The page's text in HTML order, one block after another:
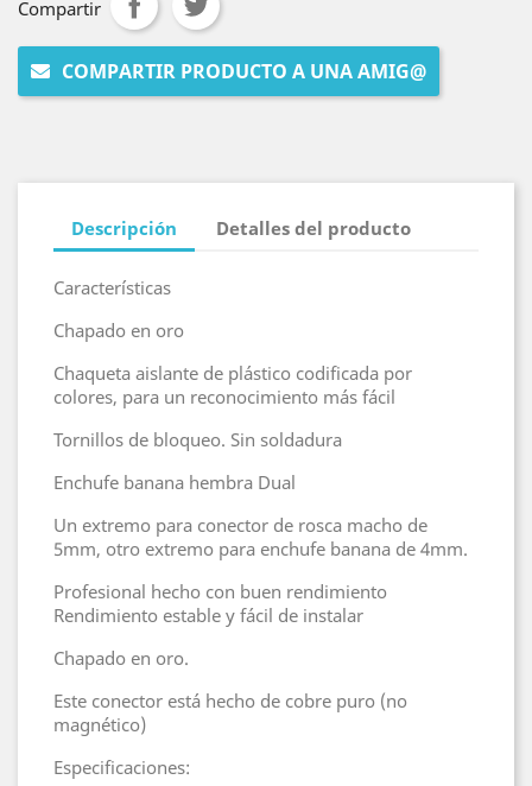
Compartir
COMPARTIR PRODUCTO A UNA AMIG@
Descripción Detalles del producto
Características
Chapado en oro
Chaqueta aislante de plástico codificada por
colores, para un reconocimiento más fácil
Tornillos de bloqueo. Sin soldadura
Enchufe banana hembra Dual
Un extremo para conector de rosca macho de
5mm, otro extremo para enchufe banana de 4mm.
Profesional hecho con buen rendimiento
Rendimiento estable y fácil de instalar
Chapado en oro.
Este conector está hecho de cobre puro (no
magnético)
Especificaciones: